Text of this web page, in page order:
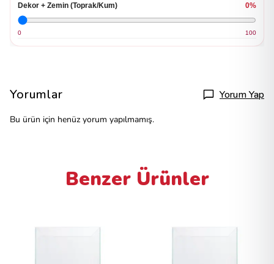
Dekor + Zemin (Toprak/Kum) 0%
0 100
Yorumlar Yorum Yap
Bu ürün için henüz yorum yapılmamış.
Benzer Ürünler